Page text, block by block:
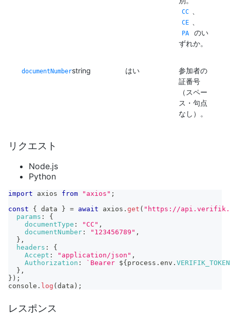
CC
CE
PA
のい
ずれか。
documentNumberstring はい
参加者の
証番号
（スペー
ス・句点
なし）。
リクエスト
Node.js
Python
import axios from "axios" ;
const
{ data } = await axios . get ( "https://
params :
{
documentType : "CC" ,
documentNumber : "123456789" ,
} ,
headers :
{
Accept : "application/json" ,
Authorization : ` Bearer ${ process . env . VERIFIK_TOKEN
} ,
} ) ;
console . log ( data ) ;
レスポンス